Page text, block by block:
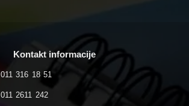
Kontakt informacije
011 316 18 51
011 2611 242